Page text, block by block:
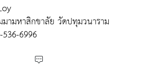
ามหาสิกขาลัย วัดปทุมวนาราม
6996